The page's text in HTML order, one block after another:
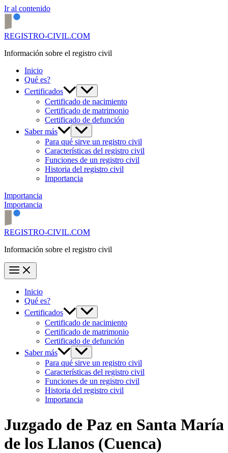
Ir al contenido
REGISTRO-CIVIL.COM
Información sobre el registro civil
Inicio
Qué es?
Certificados
Certificado de nacimiento
Certificado de matrimonio
Certificado de defunción
Saber más
Para qué sirve un registro civil
Características del registro civil
Funciones de un registro civil
Historia del registro civil
Importancia
Importancia
Importancia
REGISTRO-CIVIL.COM
Información sobre el registro civil
Inicio
Qué es?
Certificados
Certificado de nacimiento
Certificado de matrimonio
Certificado de defunción
Saber más
Para qué sirve un registro civil
Características del registro civil
Funciones de un registro civil
Historia del registro civil
Importancia
Juzgado de Paz en Santa María
de los Llanos (Cuenca)